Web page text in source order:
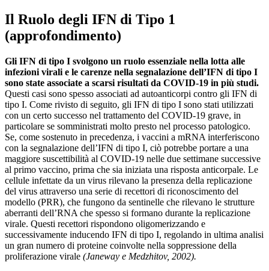
Il Ruolo degli IFN di Tipo 1
(approfondimento)
Gli IFN di tipo I svolgono un ruolo essenziale nella lotta alle
infezioni virali e le carenze nella segnalazione dell’IFN di tipo I
sono state associate a scarsi risultati da COVID-19 in più studi.
Questi casi sono spesso associati ad autoanticorpi contro gli IFN di
tipo I. Come rivisto di seguito, gli IFN di tipo I sono stati utilizzati
con un certo successo nel trattamento del COVID-19 grave, in
particolare se somministrati molto presto nel processo patologico.
Se, come sostenuto in precedenza, i vaccini a mRNA interferiscono
con la segnalazione dell’IFN di tipo I, ciò potrebbe portare a una
maggiore suscettibilità al COVID-19 nelle due settimane successive
al primo vaccino, prima che sia iniziata una risposta anticorpale. Le
cellule infettate da un virus rilevano la presenza della replicazione
del virus attraverso una serie di recettori di riconoscimento del
modello (PRR), che fungono da sentinelle che rilevano le strutture
aberranti dell’RNA che spesso si formano durante la replicazione
virale. Questi recettori rispondono oligomerizzando e
successivamente inducendo IFN di tipo I, regolando in ultima analisi
un gran numero di proteine ​​​​coinvolte nella soppressione della
proliferazione virale (Janeway e Medzhitov, 2002).